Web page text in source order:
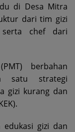
di Desa Mitra
dari tim gizi
serta chef dari
berbahan
satu strategi
gizi kurang dan
gizi dan